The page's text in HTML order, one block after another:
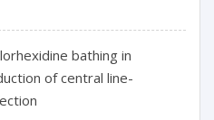
bathing in
of central line-